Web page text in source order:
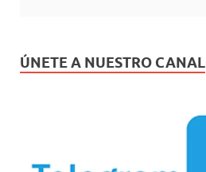
ÚNETE A NUESTRO CANAL